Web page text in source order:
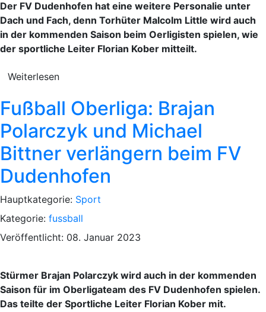
Der FV Dudenhofen hat eine weitere Personalie unter
Dach und Fach, denn Torhüter Malcolm Little wird auch
in der kommenden Saison beim Oerligisten spielen, wie
der sportliche Leiter Florian Kober mitteilt.
Weiterlesen
Fußball Oberliga: Brajan
Polarczyk und Michael
Bittner verlängern beim FV
Dudenhofen
Hauptkategorie: Sport
Kategorie: fussball
Veröffentlicht: 08. Januar 2023
Stürmer Brajan Polarczyk wird auch in der kommenden
Saison für im Oberligateam des FV Dudenhofen spielen.
Das teilte der Sportliche Leiter Florian Kober mit.